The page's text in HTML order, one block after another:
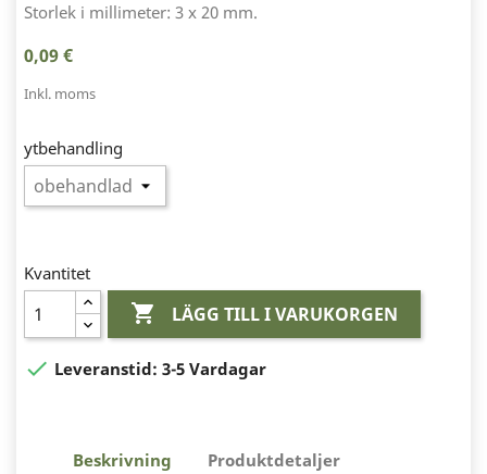
Storlek i millimeter: 3 x 20 mm.
0,09 €
Inkl. moms
ytbehandling
Kvantitet
 LÄGG TILL I VARUKORGEN
 Leveranstid: 3-5 Vardagar
Beskrivning Produktdetaljer